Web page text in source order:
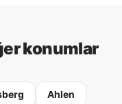
konumlar
Ahlen